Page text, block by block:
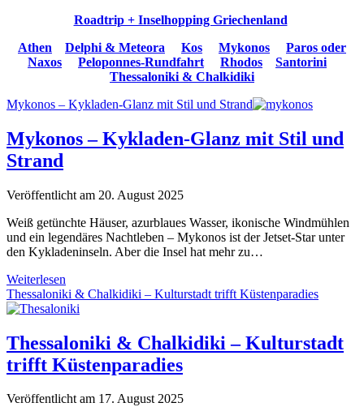
Roadtrip + Inselhopping Griechenland
Athen
Delphi & Meteora Kos Mykonos
Paros oder
Naxos
Peloponnes-Rundfahrt Rhodos
Santorini
Thessaloniki & Chalkidiki
Mykonos – Kykladen-Glanz mit Stil und Strand
Mykonos – Kykladen-Glanz mit Stil und
Strand
Veröffentlicht am 20. August 2025
Weiß getünchte Häuser, azurblaues Wasser, ikonische Windmühlen
und ein legendäres Nachtleben – Mykonos ist der Jetset-Star unter
den Kykladeninseln. Aber die Insel hat mehr zu…
Weiterlesen
–
Kykladen-
mit
Stil
und
Thessaloniki & Chalkidiki – Kulturstadt trifft Küstenparadies
Thessaloniki & Chalkidiki – Kulturstadt
trifft Küstenparadies
Veröffentlicht am 17. August 2025